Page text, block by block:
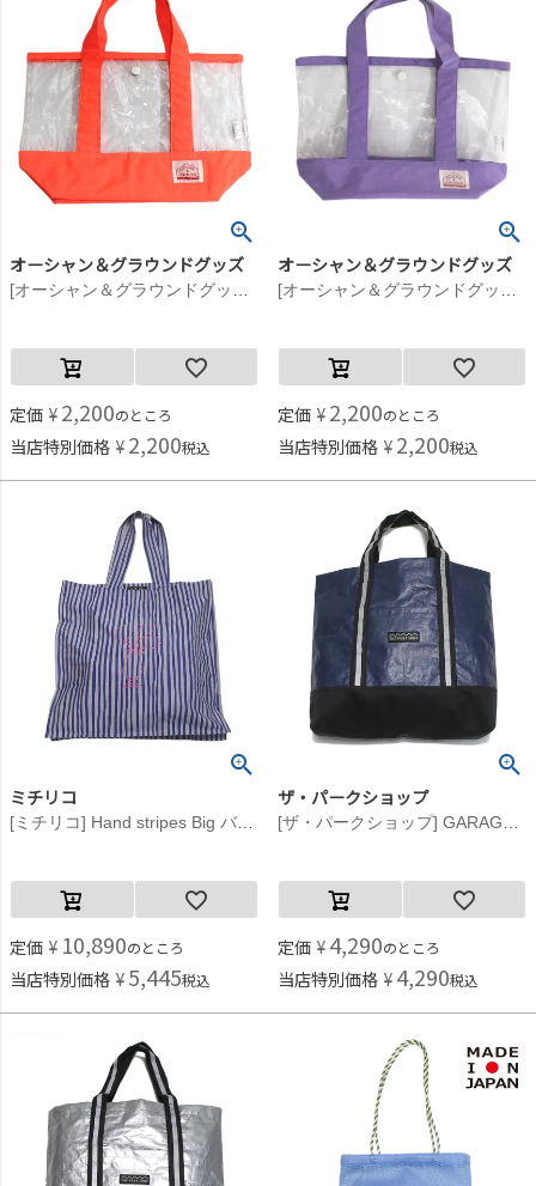
オーシャン＆グラウンドグッズ
定価 ¥ 2,200のところ
当店特別価格 ¥ 2,200税込
オーシャン＆グラウンドグッズ
定価 ¥ 2,200のところ
当店特別価格 ¥ 2,200税込
ミチリコ
定価 ¥ 10,890のところ
当店特別価格 ¥ 5,445税込
ザ・パークショップ
定価 ¥ 4,290のところ
当店特別価格 ¥ 4,290税込